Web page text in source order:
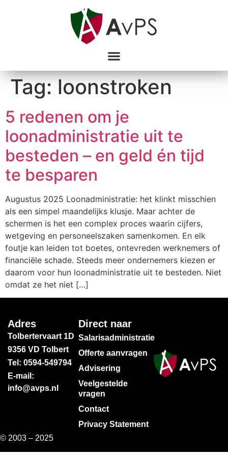
Tag:loonstroken
5 redenen om je
loonadministratie uit te
besteden – en geld én tijd
te besparen
Augustus 2025 Loonadministratie: het klinkt misschien
als een simpel maandelijks klusje. Maar achter de
schermen is het een complex proces waarin cijfers,
wetgeving en personeelszaken samenkomen. En elk
foutje kan leiden tot boetes, ontevreden werknemers of
financiële schade. Steeds meer ondernemers kiezen er
daarom voor hun loonadministratie uit te besteden. Niet
omdat ze het niet […]
Adres
Tolbertervaart 1D
9356 VD Tolbert
Tel: 0594-549794
E-mail:
info@avps.nl
Direct naar
Salarisadministratie
Offerte aanvragen
Advisering
Veelgestelde
vragen
Contact
Privacy Statement
© 2003 – 2025